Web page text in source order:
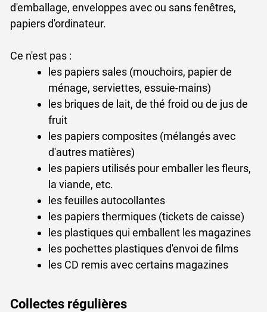
d'emballage, enveloppes avec ou sans fenêtres,
papiers d'ordinateur.
Ce n'est pas :
les papiers sales (mouchoirs, papier de
ménage, serviettes, essuie-mains)
les briques de lait, de thé froid ou de jus de
fruit
les papiers composites (mélangés avec
d'autres matières)
les papiers utilisés pour emballer les fleurs,
la viande, etc.
les feuilles autocollantes
les papiers thermiques (tickets de caisse)
les plastiques qui emballent les magazines
les pochettes plastiques d'envoi de films
les CD remis avec certains magazines
Collectes régulières